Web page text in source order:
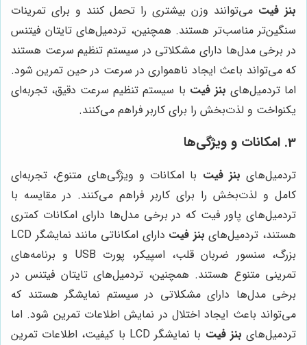
بنز فیت می‌توانند وزن بیشتری را تحمل کنند و برای تمرینات
سنگین‌تر مناسب‌تر هستند. همچنین، تردمیل‌های تایتان فیتنس
در برخی مدل‌ها دارای مشکلاتی در سیستم تنظیم سرعت هستند
که می‌تواند باعث ایجاد ناهمواری در سرعت در حین تمرین شود.
اما تردمیل‌های بنز فیت با سیستم تنظیم سرعت دقیق، تجربه‌ای
یکنواخت و لذت‌بخش را برای کاربر فراهم می‌کنند.
3. امکانات و ویژگی‌ها
تردمیل‌های بنز فیت با امکانات و ویژگی‌های متنوع، تجربه‌ای
کامل و لذت‌بخش را برای کاربر فراهم می‌کنند. در مقایسه با
تردمیل‌های پاور فیت که در برخی مدل‌ها دارای امکانات کمتری
هستند، تردمیل‌های بنز فیت
دارای امکاناتی مانند نمایشگر LCD
بزرگ، سنسور ضربان قلب، اسپیکر، پورت USB و برنامه‌های
تمرینی متنوع هستند. همچنین، تردمیل‌های تایتان فیتنس در
برخی مدل‌ها دارای مشکلاتی در سیستم نمایشگر هستند که
می‌تواند باعث ایجاد اختلال در نمایش اطلاعات تمرین شود. اما
تردمیل‌های بنز فیت
با نمایشگر LCD با کیفیت، اطلاعات تمرین